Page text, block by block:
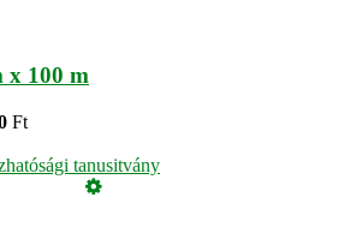
x 100 m
Ft
tanusitvány